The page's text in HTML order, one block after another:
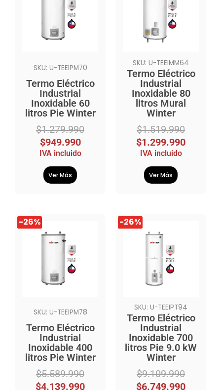
SKU: U-TEEIPM70
Termo Eléctrico
Industrial
Inoxidable 60
litros Pie Winter
$1.279.990
$1.279.990.
$949.990
$949.990.
IVA incluido
Ver Más
SKU: U-TEEIMM64
Termo Eléctrico
Industrial
Inoxidable 80
litros Mural
Winter
$1.519.990
$1.519.990.
$1.299.990
$1.299.990.
IVA incluido
Ver Más
-26%
-26%
SKU: U-TEEIPM78
Termo Eléctrico
Industrial
Inoxidable 400
litros Pie Winter
$5.589.990
El
precio
original
$5.589.990.
$4.139.990
El
precio
$4.139.990.
-26%
-26%
SKU: U-TEEIPT94
Termo Eléctrico
Industrial
Inoxidable 700
litros Pie 9.0 kW
Winter
$9.109.990
El
precio
original
$9.109.990.
$6.749.990
El
precio
$6.749.990.